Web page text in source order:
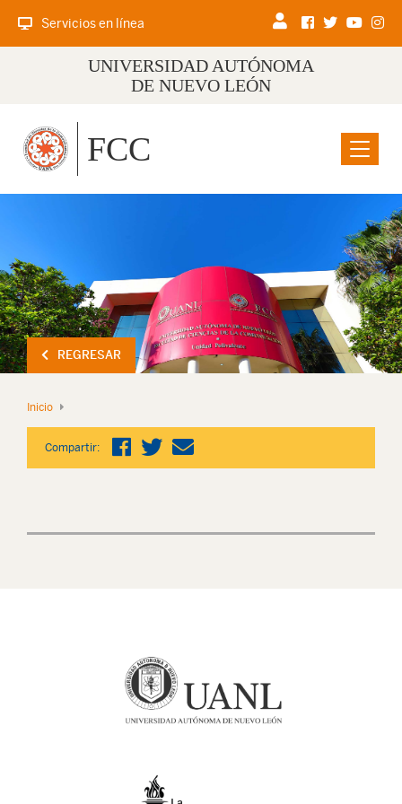
Servicios en línea
UNIVERSIDAD AUTÓNOMA
DE NUEVO LEÓN
Menu
FCC
REGRESAR
Inicio
Compartir: